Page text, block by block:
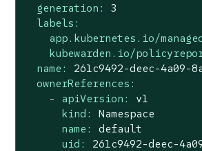
generation:
3
labels:
app.kubernetes.io/
kubewarden.io/
name:
261c9492-deec-4a09-
ownerReferences:
-
apiVersion:
v1
kind:
Namespace
name:
default
uid:
261c9492-deec-